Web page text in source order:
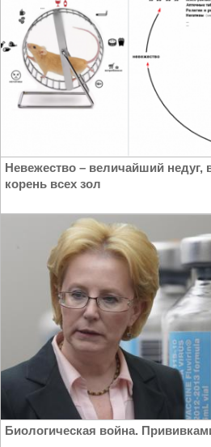
Невежество – величайший недуг,
корень всех зол
Биологическая война.